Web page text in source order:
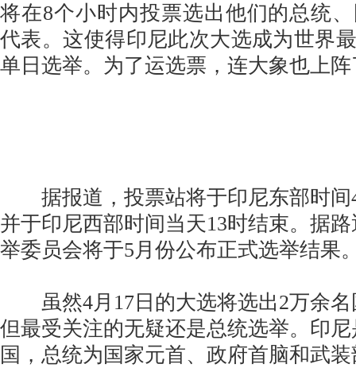
将在8个小时内投票选出他们的总统
代表。这使得印尼此次大选成为世界
单日选举。为了运选票，连大象也上
据报道，投票站将于印尼东部时间
并于印尼西部时间当天13时结束。据
举委员会将于5月份公布正式选举结果
虽然4月17日的大选将选出2万余名
但最受关注的无疑还是总统选举。印
国，总统为国家元首、政府首脑和武